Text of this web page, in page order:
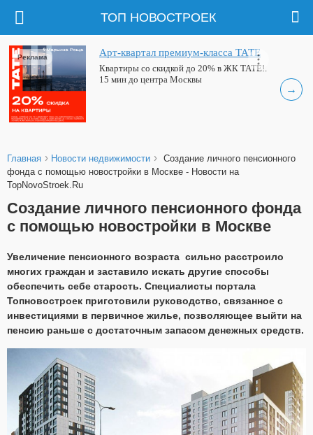
ТОП НОВОСТРОЕК
→
Арт-квартал премиум-класса ТАТЕ
Квартиры со скидкой до 20% в ЖК ТАТЕ!.
15 мин до центра Москвы
Реклама
Главная › Новости недвижимости › Создание личного пенсионного
фонда с помощью новостройки в Москве - Новости на
TopNovoStroek.Ru
Создание личного пенсионного фонда
с помощью новостройки в Москве
Увеличение пенсионного возраста сильно расстроило
многих граждан и заставило искать другие способы
обеспечить себе старость. Специалисты портала
Топновостроек приготовили руководство, связанное с
инвестициями в первичное жилье, позволяющее выйти на
пенсию раньше с достаточным запасом денежных средств.